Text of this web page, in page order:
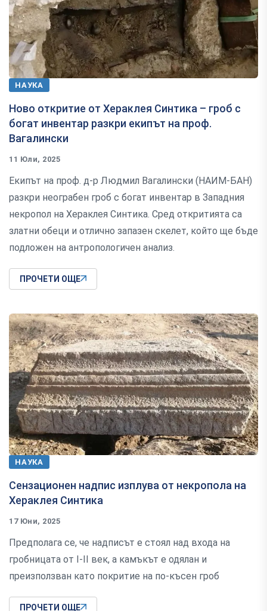
НАУКА
Ново откритие от Хераклея Синтика – гроб с
богат инвентар разкри екипът на проф.
Вагалински
11 Юли, 2025
Екипът на проф. д-р Людмил Вагалински (НАИМ-БАН)
разкри неограбен гроб с богат инвентар в Западния
некропол на Хераклея Синтика. Сред откритията са
златни обеци и отлично запазен скелет, който ще бъде
подложен на антропологичен анализ.
ПРОЧЕТИ ОЩЕ
НАУКА
Сензационен надпис изплува от некропола на
Хераклея Синтика
17 Юни, 2025
Предполага се, че надписът е стоял над входа на
гробницата от I-II век, а камъкът е одялан и
преизползван като покритие на по-късен гроб
ПРОЧЕТИ ОЩЕ